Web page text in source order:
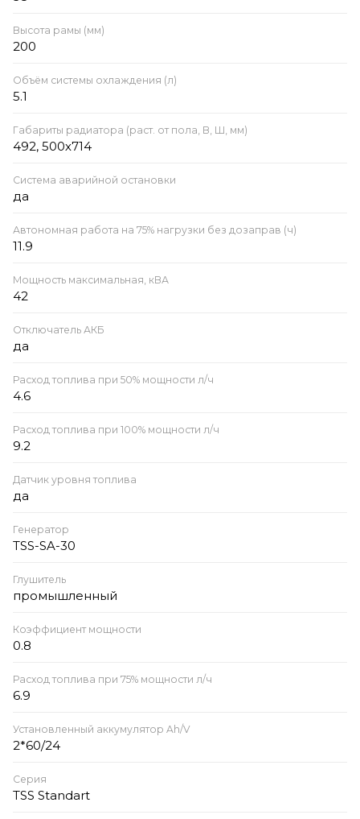
Высота рамы (мм)
200
Объём системы охлаждения (л)
5.1
Габариты радиатора (раст. от пола, В, Ш, мм)
492, 500х714
Система аварийной остановки
да
Автономная работа на 75% нагрузки без дозаправ (ч)
11.9
Мощность максимальная, кВА
42
Отключатель АКБ
да
Расход топлива при 50% мощности л/ч
4.6
Расход топлива при 100% мощности л/ч
9.2
Датчик уровня топлива
да
Генератор
TSS-SA-30
Глушитель
промышленный
Коэффициент мощности
0.8
Расход топлива при 75% мощности л/ч
6.9
Установленный аккумулятор Ah/V
2*60/24
Серия
TSS Standart